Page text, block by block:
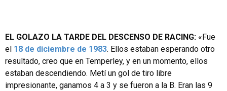
EL GOLAZO LA TARDE DEL DESCENSO DE RACING: «Fue
el 18 de diciembre de 1983. Ellos estaban esperando otro
resultado, creo que en Temperley, y en un momento, ellos
estaban descendiendo. Metí un gol de tiro libre
impresionante, ganamos 4 a 3 y se fueron a la B. Eran las 9